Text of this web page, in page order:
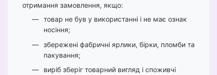
отримання замовлення, якщо:
товар не був у використанні і не має ознак
носіння;
збережені фабричні ярлики, бірки, пломби та
пакування;
виріб зберіг товарний вигляд і споживчі